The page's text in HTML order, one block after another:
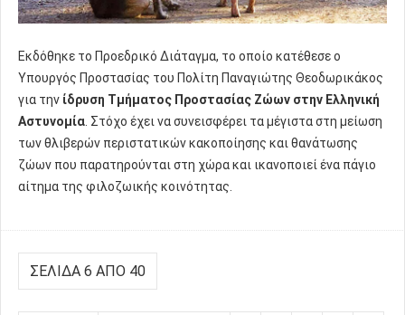
Εκδόθηκε το Προεδρικό Διάταγμα, το οποίο κατέθεσε ο
Υπουργός Προστασίας του Πολίτη Παναγιώτης Θεοδωρικάκος
για την ίδρυση Τμήματος Προστασίας Ζώων στην Ελληνική
Αστυνομία . Στόχο έχει να συνεισφέρει τα μέγιστα στη μείωση
των θλιβερών περιστατικών κακοποίησης και θανάτωσης
ζώων που παρατηρούνται στη χώρα και ικανοποιεί ένα πάγιο
αίτημα της φιλοζωικής κοινότητας.
ΣΕΛΊΔΑ 6 ΑΠΌ 40